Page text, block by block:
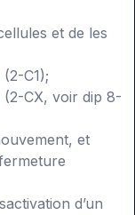
et de les
C1);
CX, voir dip 8-
et
d’un